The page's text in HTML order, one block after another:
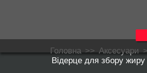
Головна>>Аксесуари
Відерце для збору жиру